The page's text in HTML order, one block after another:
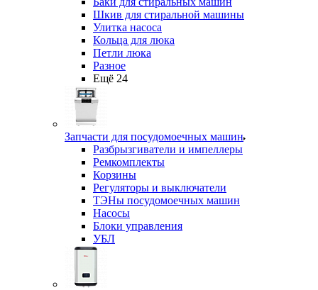
Шкив для стиральной машины
Улитка насоса
Кольца для люка
Петли люка
Разное
Ещё 24
Запчасти для посудомоечных машин
Разбрызгиватели и импеллеры
Ремкомплекты
Корзины
Регуляторы и выключатели
ТЭНы посудомоечных машин
Насосы
Блоки управления
УБЛ